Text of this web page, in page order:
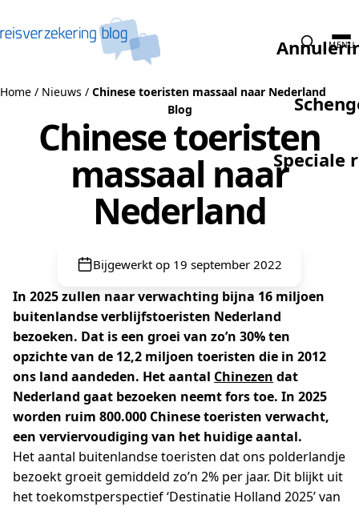
Speciale
MENU
Home / Nieuws / Chinese toeristen massaal naar Nederland
Blog
Chinese toeristen
massaal naar
Nederland
Bijgewerkt op 19 september 2022
In 2025 zullen naar verwachting bijna 16 miljoen
buitenlandse verblijfstoeristen Nederland
bezoeken. Dat is een groei van zo’n 30% ten
opzichte van de 12,2 miljoen toeristen die in 2012
ons land aandeden. Het aantal Chinezen dat
Nederland gaat bezoeken neemt fors toe. In 2025
worden ruim 800.000 Chinese toeristen verwacht,
een verviervoudiging van het huidige aantal.
Het aantal buitenlandse toeristen dat ons polderlandje
bezoekt groeit gemiddeld zo’n 2% per jaar. Dit blijkt uit
het toekomstperspectief ‘Destinatie Holland 2025’ van